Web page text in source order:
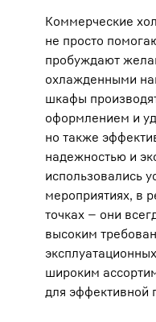
Коммерческие
не просто
пробуждают
охлажденными
шкафы
оформлением и
но также
надежностью и
использовались
мероприятиях, в
точках — они
высоким
широким
для эффективной